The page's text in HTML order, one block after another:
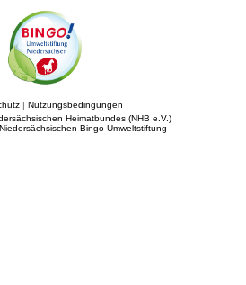
| Nutzungsbedingungen
Heimatbundes (NHB e.V.)
Bingo-Umweltstiftung